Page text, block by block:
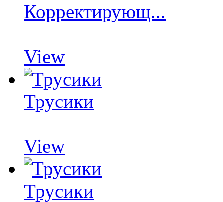
Корректирующ...
View
Трусики
View
Трусики